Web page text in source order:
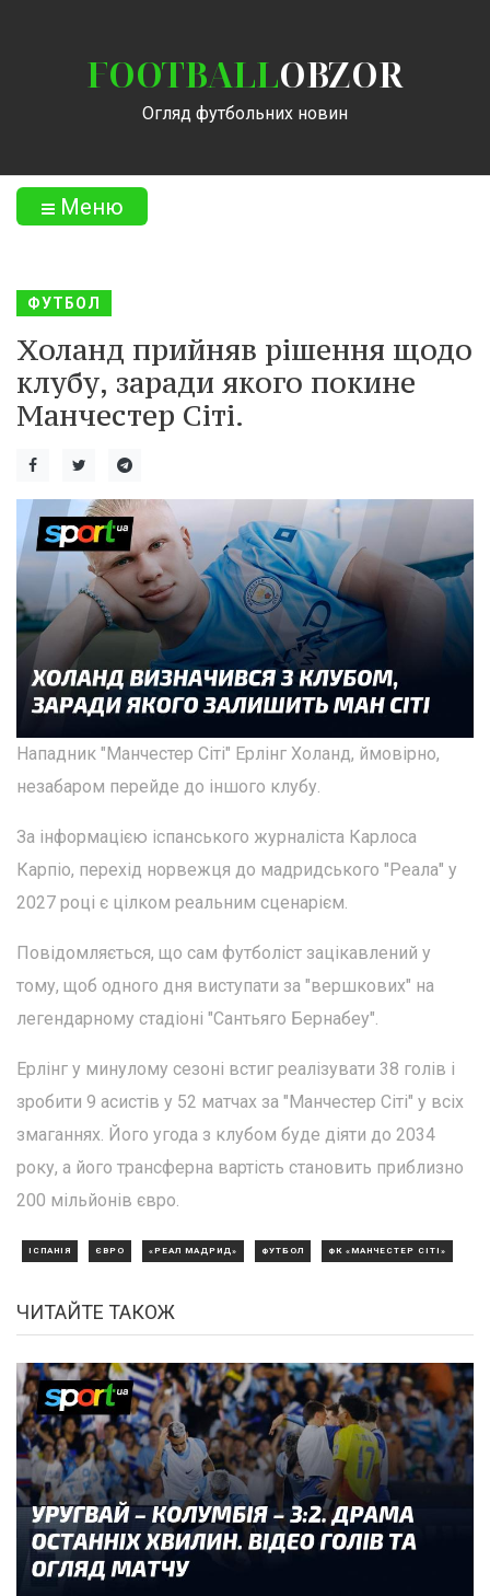
FOOTBALLOBZOR
Огляд футбольних новин
Меню
ФУТБОЛ
Холанд прийняв рішення щодо
клубу, заради якого покине
Манчестер Сіті.
Нападник "Манчестер Сіті" Ерлінг Холанд, ймовірно,
незабаром перейде до іншого клубу.
За інформацією іспанського журналіста Карлоса
Карпіо, перехід норвежця до мадридського "Реала" у
2027 році є цілком реальним сценарієм.
Повідомляється, що сам футболіст зацікавлений у
тому, щоб одного дня виступати за "вершкових" на
легендарному стадіоні "Сантьяго Бернабеу".
Ерлінг у минулому сезоні встиг реалізувати 38 голів і
зробити 9 асистів у 52 матчах за "Манчестер Сіті" у всіх
змаганнях. Його угода з клубом буде діяти до 2034
року, а його трансферна вартість становить приблизно
200 мільйонів євро.
ІСПАНІЯ ЄВРО «РЕАЛ МАДРИД» ФУТБОЛ ФК «МАНЧЕСТЕР СІТІ»
ЧИТАЙТЕ ТАКОЖ